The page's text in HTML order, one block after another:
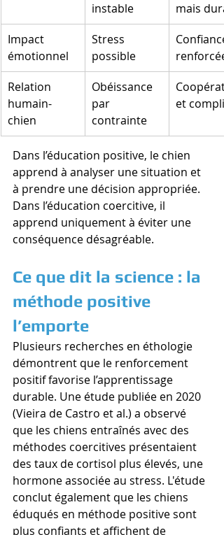
instable
mais
Impact
émotionnel
Stress
possible
Confiance
renforcée
Relation
humain-
chien
Obéissance
par
contrainte
et
Dans l’éducation positive, le chien
apprend à analyser une situation et
à prendre une décision appropriée.
Dans l’éducation coercitive, il
apprend uniquement à éviter une
conséquence désagréable.
Ce que dit la science : la
méthode positive
l’emporte
Plusieurs recherches en éthologie
démontrent que le renforcement
positif favorise l’apprentissage
durable. Une étude publiée en 2020
(Vieira de Castro et al.) a observé
que les chiens entraînés avec des
méthodes coercitives présentaient
des taux de cortisol plus élevés, une
hormone associée au stress. L'étude
conclut également que les chiens
éduqués en méthode positive sont
plus confiants et affichent de